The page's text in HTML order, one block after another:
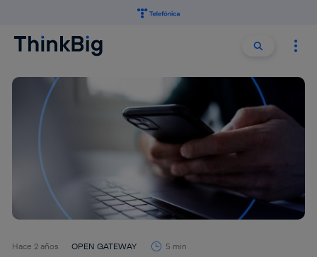
Buscar
Hace 2 años OPEN GATEWAY 5 min